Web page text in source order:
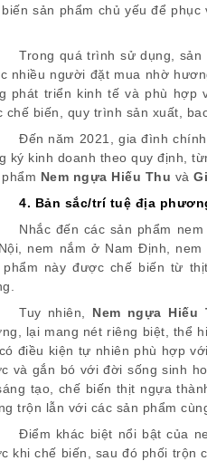
sản phẩm chủ yếu để
Trong quá trình sử dụng,
nhiều người đặt mua nhờ
phát triển kinh tế và phù
chế biến, quy trình sản xuất,
Đến năm 2021, gia đình
ký kinh doanh theo quy định,
Nem ngựa Hiếu Thu và
4. Bản sắc/trí tuệ địa
Nhắc đến các sản phẩm
nem nắm ở Nam Định,
phẩm này được chế biến từ
Tuy nhiên, Nem ngựa Hiếu
lại mang nét riêng biệt, thể
điều kiện tự nhiên phù hợp
và gắn bó với đời sống sinh
tạo, chế biến thịt ngựa
trộn lẫn với các sản phẩm
Điểm khác biệt nổi bật của
khi chế biến, sau đó phối trộn